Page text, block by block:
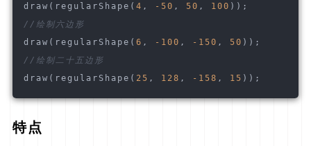
draw(regularShape( 4 , -50 , 50 , 100 ));
//绘制六边形
draw(regularShape( 6 , -100 , -150 , 50 ));
//绘制二十五边形
draw(regularShape( 25 , 128 , -158 , 15 ));
特点